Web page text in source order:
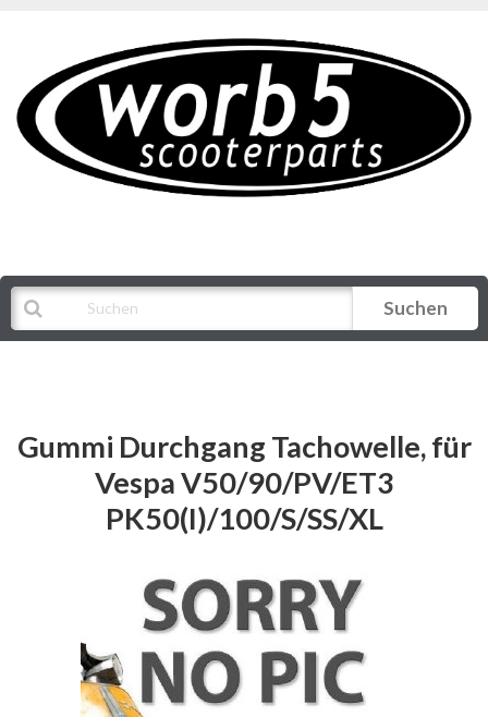
Suchen
Gummi Durchgang Tachowelle, für
Vespa V50/90/PV/ET3
PK50(I)/100/S/SS/XL